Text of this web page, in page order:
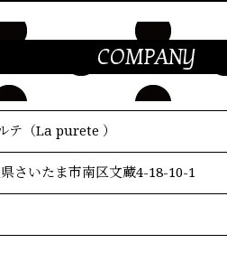
COMPANY
テ（La purete ）
さいたま市南区文蔵4-18-10-1